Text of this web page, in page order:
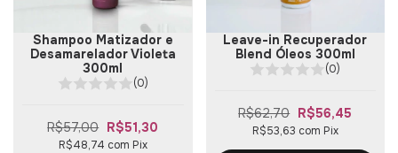
Shampoo Matizador e
Desamarelador Violeta
300ml
(0)
R$57,00 R$51,30
R$48,74 com Pix
Leave-in Recuperador
Blend Óleos 300ml
(0)
R$62,70 R$56,45
R$53,63 com Pix